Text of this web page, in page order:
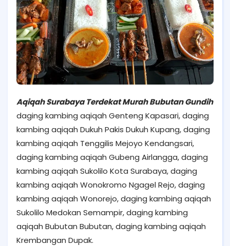
Aqiqah Surabaya Terdekat Murah Bubutan Gundih
daging kambing aqiqah Genteng Kapasari, daging
kambing aqiqah Dukuh Pakis Dukuh Kupang, daging
kambing aqiqah Tenggilis Mejoyo Kendangsari,
daging kambing aqiqah Gubeng Airlangga, daging
kambing aqiqah Sukolilo Kota Surabaya, daging
kambing aqiqah Wonokromo Ngagel Rejo, daging
kambing aqiqah Wonorejo, daging kambing aqiqah
Sukolilo Medokan Semampir, daging kambing
aqiqah Bubutan Bubutan, daging kambing aqiqah
Krembangan Dupak.